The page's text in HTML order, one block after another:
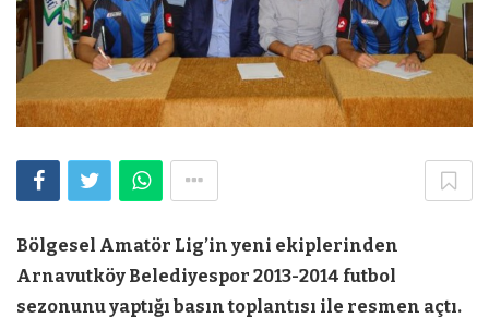
Bölgesel Amatör Lig’in yeni ekiplerinden
Arnavutköy Belediyespor 2013-2014 futbol
sezonunu yaptığı basın toplantısı ile resmen açtı.